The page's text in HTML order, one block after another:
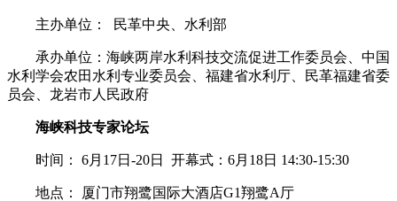
主办单位： 民革中央、水利部
承办单位：海峡两岸水利科技交流促进工作委员会、中国
水利学会农田水利专业委员会、福建省水利厅、民革福建省委
员会、龙岩市人民政府
海峡科技专家论坛
时间： 6月17日-20日 开幕式：6月18日 14:30-15:30
地点： 厦门市翔鹭国际大酒店G1翔鹭A厅